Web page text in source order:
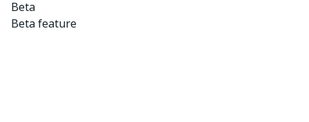
Beta
Beta feature